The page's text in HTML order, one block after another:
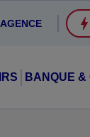
BANQUE &